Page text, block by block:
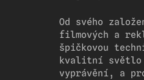
Od svého
filmových a
špičkovou
kvalitní světlo
vyprávění, a